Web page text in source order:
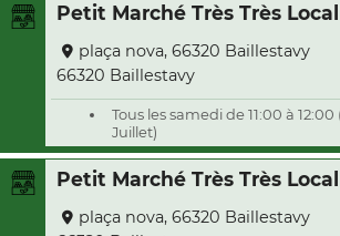
Petit Marché Très Très
plaça nova, 66320 Baillestavy
66320 Baillestavy
Tous les samedi de 11:00 à
Juillet)
Petit Marché Très Très
plaça nova, 66320 Baillestavy